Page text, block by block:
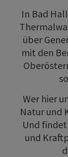
In Bad
über
mit den
Wer hier
Natur und
Und
und